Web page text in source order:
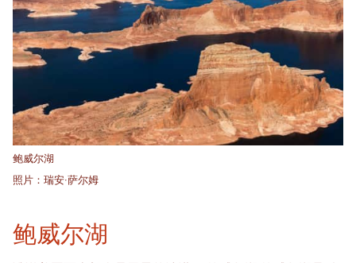
鲍威尔湖
照片：瑞安·萨尔姆
鲍威尔湖